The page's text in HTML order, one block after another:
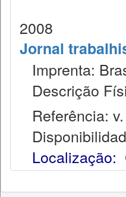
2008
Jornal
Imprenta:
Descrição
Referência:
Localização: